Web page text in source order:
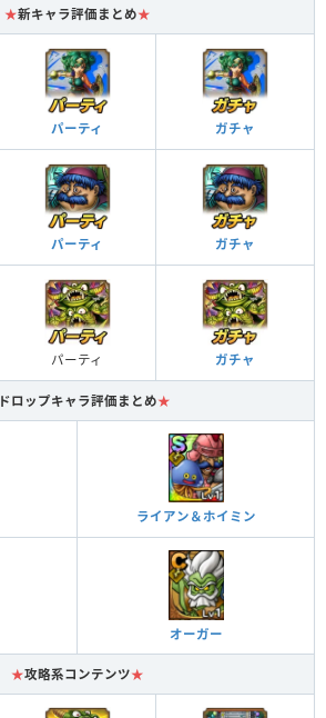
★新キャラ評価まとめ★
パーティ ガチャ
パーティ ガチャ
パーティ ガチャ
ドロップキャラ評価まとめ★
ライアン＆ホイミン
オーガー
★攻略系コンテンツ★